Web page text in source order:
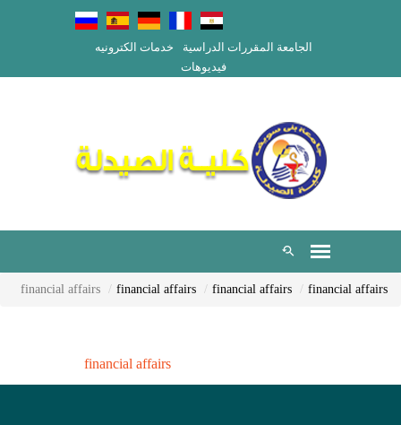
الجامعة المقررات الدراسية
خدمات الكترونيه
فيديوهات
financial affairs
financial affairs
financial affairs
financial affairs
financial affairs